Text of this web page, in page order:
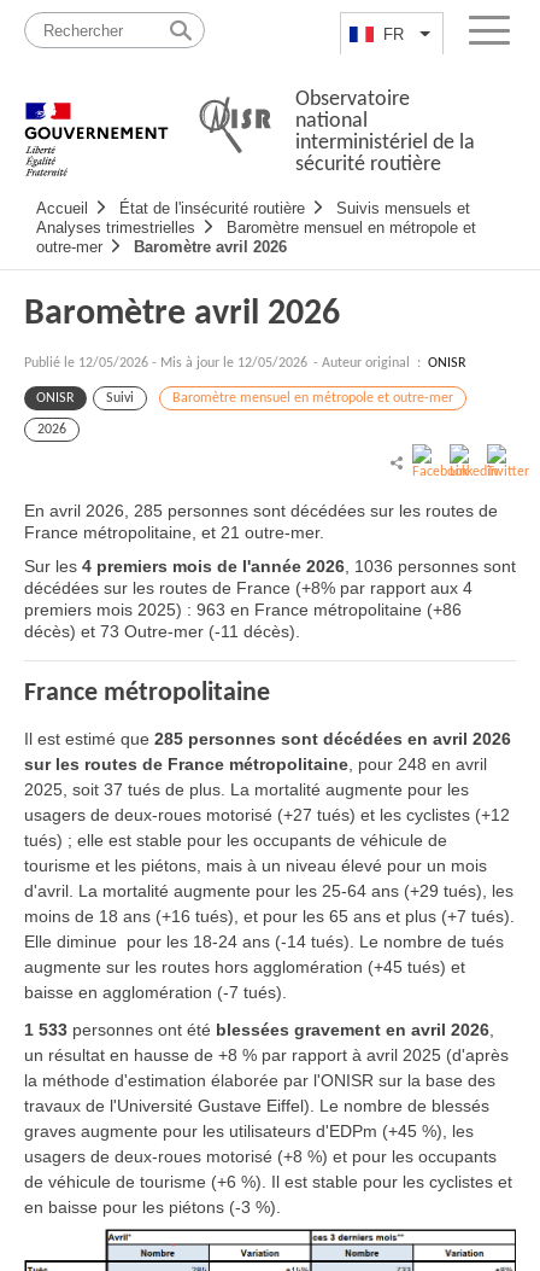
Passer
contenu
FR Lister lesMenu
Observatoire
national
interministériel de la
sécurité routière
principale
Accueil État de l'insécurité routière
Suivis mensuels et
Analyses trimestrielles
Baromètre mensuel en métropole et
outre-mer
Baromètre avril 2026
Baromètre avril 2026
Publié le 12/05/2026 - Mis à jour le 12/05/2026 - Auteur original : ONISR
ONISR Suivi Baromètre mensuel en métropole et outre-mer
2026
En avril 2026, 285 personnes sont décédées sur les routes de
France métropolitaine, et 21 outre-mer.
Sur les 4 premiers mois de l'année 2026 , 1036 personnes sont
décédées sur les routes de France (+8% par rapport aux 4
premiers mois 2025) : 963 en France métropolitaine (+86
décès) et 73 Outre-mer (-11 décès).
France métropolitaine
Il est estimé que 285 personnes sont décédées en avril 2026
sur les routes de France métropolitaine , pour 248 en avril
2025, soit 37 tués de plus. La mortalité augmente pour les
usagers de deux-roues motorisé (+27 tués) et les cyclistes (+12
tués) ; elle est stable pour les occupants de véhicule de
tourisme et les piétons, mais à un niveau élevé pour un mois
d'avril. La mortalité augmente pour les 25-64 ans (+29 tués), les
moins de 18 ans (+16 tués), et pour les 65 ans et plus (+7 tués).
Elle diminue pour les 18-24 ans (-14 tués). Le nombre de tués
augmente sur les routes hors agglomération (+45 tués) et
baisse en agglomération (-7 tués).
1 533 personnes ont été blessées gravement en avril 2026
un résultat en hausse de +8 % par rapport à avril 2025 (d'après
la méthode d'estimation élaborée par l'ONISR sur la base des
travaux de l'Université Gustave Eiffel). Le nombre de blessés
graves augmente pour les utilisateurs d'EDPm (+45 %), les
usagers de deux-roues motorisé (+8 %) et pour les occupants
de véhicule de tourisme (+6 %). Il est stable pour les cyclistes et
en baisse pour les piétons (-3 %).